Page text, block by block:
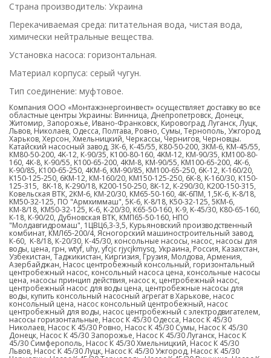
Страна производитель: Украина
Перекачиваемая среда: питательная вода, чистая вода,
химически нейтральные вещества.
Установка насоса: горизонтальная.
Материал корпуса: серый чугун.
Тип соединение: муфтовое.
Компания ООО «Монтажэнергоинвест» осуществляет доставку во все
областные центры Украины: Винница, Днепропетровск, Донецк,
Житомир, Запорожье, Ивано-Франковск, Кировоград, Луганск, Луцк,
Львов, Николаев, Одесса, Полтава, Ровно, Сумы, Тернополь, Ужгород,
Харьков, Херсон, Хмельницкий, Черкассы, Чернигов, Черновцы.
Катайский насосный завод, 3К-6, К-45/55, К80-50-200, 3КМ-6, KM-45/55,
КМ80-50-200, 4K-12, К-90/35, K100-80-160, 4KM-12, КМ-90/35, КМ100-80-
160, 4К-8, К-90/55, K100-65-200, 4КМ-8, КМ-90/55, KM100-65-200, 4К-6,
К-90/85, К100-65-250, 4КМ-6, КМ-90/85, KM100-65-250, 6K-12, К-160/20,
K150-125-250, 6KM-12, КМ-160/20, KM150-125-250, 6K-8, K-160/30, К150-
125-315, 8K-18, K-290/18, K200-150-250, 8К-12, К-290/30, K200-150-315,
Ковельская ВТК, 2КМ-6, КМ-20/30, KM65-50-160, 4К-6ПМ, 1,5К-6, K-8/18,
KM50-32-125, ПО "Армхиммаш", 5К-6, К-8/18, K50-32-125, 5КМ-6,
КМ-8/18, КМ50-32-125, К-6, K-20/30, К65-50-160, К-9, K-45/30, К80-65-160,
К-18, К-90/20, Дубновская ВТК, КМП65-50-160, НПО
"Молдавгидромаш", 1ЦВЦ6,3-3,5, Курьяновский производственный
комбинат, КМЛ65-200/4, Ясногорский машиностроительный завод,
К-60, K-8/18, К-20/30, К-45/30, консольные насосы, насос, насосы для
воды, цена, грн, wtyf, uhy, yfcjc rjycjkmysq, Украина, Россия, Казахстан,
Узбекистан, Таджикистан, Киргизия, Грузия, Молдова, Армения,
Азербайджан, Насос центробежный консольный, горизонтальный
центробежный насос, консольный насоса цена, консольные насосы
цена, насосы принцип действия, насос к, центробежный насос,
центробежный насос для воды цена, центробежные насосы для
воды, купить консольный насосный агрегат в Харькове, насос
консольный цена, насос консольный центробежный, насос
центробежный для воды, насос центробежный с электродвигателем,
насосы горизонтальные, Насос К 45/30 Одесса, Насос К 45/30
Николаев, Насос К 45/30 Ровно, Насос К 45/30 Сумы, Насос К 45/30
Донецк, Насос К 45/30 Запорожье, Насос К 45/30 Луганск, Насос К
45/30 Симферополь, Насос К 45/30 Хмельницкий, Насос К 45/30
Львов, Насос К 45/30 Луцк, Насос К 45/30 Ужгород, Насос К 45/30